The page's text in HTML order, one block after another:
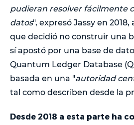
pudieran resolver fácilmente
datos", expresó Jassy en
que decidió no construir una
sí apostó por una base de
Quantum Ledger Database
basada en una "autoridad
tal como describen desde la
Desde 2018 a esta parte ha